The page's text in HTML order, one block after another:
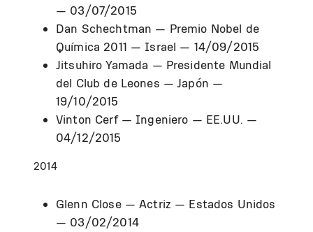
— 03/07/2015
Dan Schechtman — Premio Nobel de
Química 2011 — Israel — 14/09/2015
Jitsuhiro Yamada — Presidente Mundial
del Club de Leones — Japón —
19/10/2015
Vinton Cerf — Ingeniero — EE.UU. —
04/12/2015
2014
Glenn Close — Actriz — Estados Unidos
— 03/02/2014